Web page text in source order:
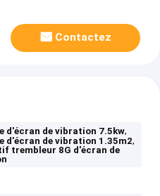
Contactez
d'écran de vibration 7.5kw,
d'écran de vibration 1.35m2,
trembleur 8G d'écran de